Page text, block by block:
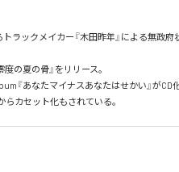
ラックメイカー『木田昨年』による無政府
の夏の骨』をリリース。
『あなたマイナスあなたはせかい』がCD
カセット化もされている。